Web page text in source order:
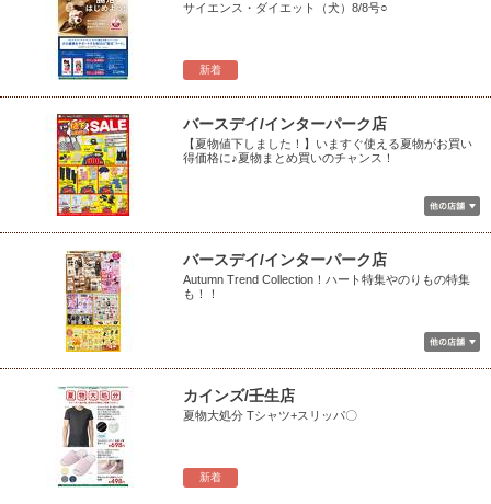
新着
サイエンス・ダイエット（犬）8/8号○
バースデイ/インターパーク店
【夏物値下しました！】いますぐ使える夏物がお買い
得価格に♪夏物まとめ買いのチャンス！
バースデイ/インターパーク店
Autumn Trend Collection！ハート特集やのりもの特集
も！！
新着
カインズ/壬生店
夏物大処分 Tシャツ+スリッパ〇